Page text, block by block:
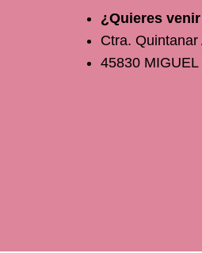
¿Quieres
Ctra. Quintanar
45830